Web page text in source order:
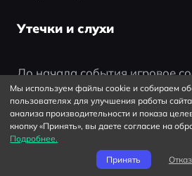
Утечки и слухи
До начала события игровое
полно спекуляций. Утечки
проекты от Ubisoft, Bandai
Некоторые из них
остаются загадкой,
геймеров.
Мы используем файлы cookie и собираем
пользователях для улучшения работы
анализа производительности и показа
кнопку «Принять», вы даете согласие на
Подробнее.
Принять